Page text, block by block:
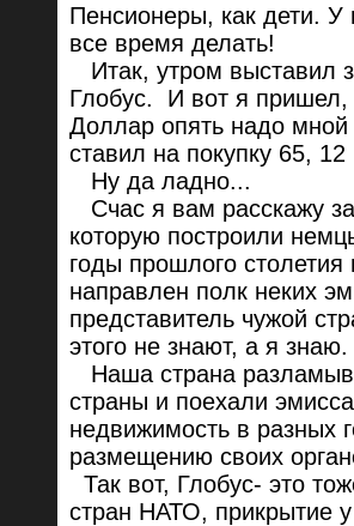
Пенсионеры, как дети. У
все время делать!
Итак, утром выставил
Глобус. И вот я пришел,
Доллар опять надо
ставил на покупку 65,
Ну да ладно...
Счас я вам расскажу
которую построили
годы прошлого
направлен полк неких
представитель чужой
этого не знают, а я знаю.
Наша страна
страны и поехали
недвижимость в разных
размещению своих
Так вот, Глобус- это
стран НАТО, прикрытие